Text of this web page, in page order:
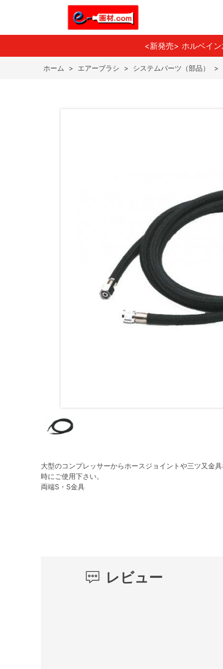
<新発売> ホルベイ
ホーム > エアーブラシ > システムパーツ（部品） >
大型のコンプレッサーからホースジョイントや三ツ又金
時にご使用下さい。
両端S・S金具
レビュー